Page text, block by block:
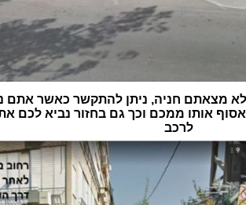
מצאתם חניה, ניתן להתקשר כאשר אתם
אותו ממכם וכך גם בחזור נביא לכם
לרכב